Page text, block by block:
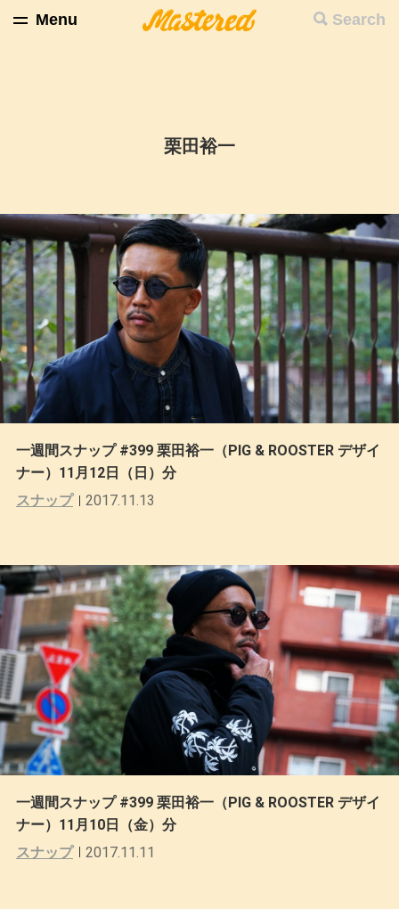
Search
Menu
栗田裕一
一週間スナップ #399 栗田裕一（PIG & ROOSTER デザイ
ナー）11月12日（日）分
スナップ
2017.11.13
一週間スナップ #399 栗田裕一（PIG & ROOSTER デザイ
ナー）11月10日（金）分
スナップ
2017.11.11